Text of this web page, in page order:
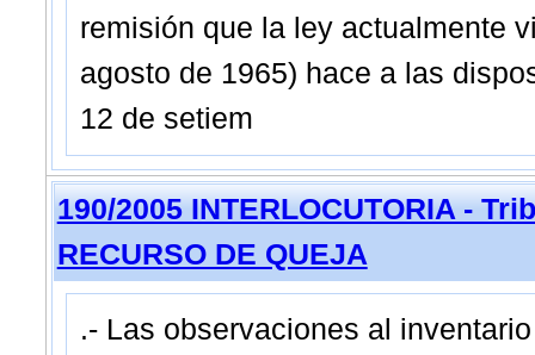
remisión que la ley actualmente
agosto de 1965) hace a las
12 de setiem
190/2005 INTERLOCUTORIA -
RECURSO DE QUEJA
.- Las observaciones al